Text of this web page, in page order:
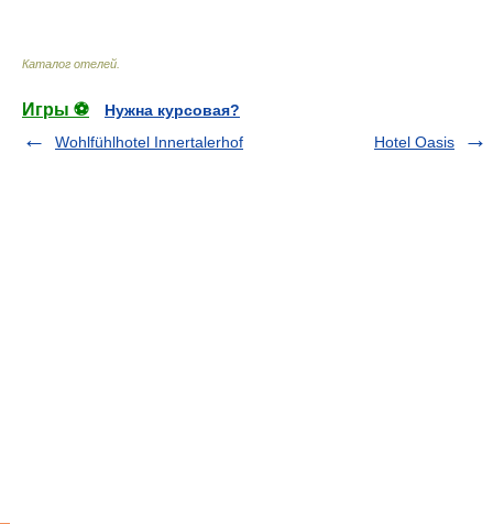
Каталог отелей
Игры ⚽
Нужна курсовая?
Wohlfühlhotel Innertalerhof
Hotel Oasis